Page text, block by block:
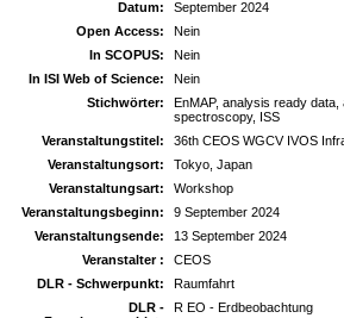
Datum:
September 2024
Open Access:
Nein
In SCOPUS:
Nein
In ISI Web of Science:
Nein
Stichwörter:
EnMAP, analysis ready
spectroscopy, ISS
Veranstaltungstitel:
36th CEOS WGCV IVOS
Veranstaltungsort:
Tokyo, Japan
Veranstaltungsart:
Workshop
Veranstaltungsbeginn:
9 September 2024
Veranstaltungsende:
13 September 2024
Veranstalter :
CEOS
DLR - Schwerpunkt:
Raumfahrt
DLR -
R EO - Erdbeobachtung